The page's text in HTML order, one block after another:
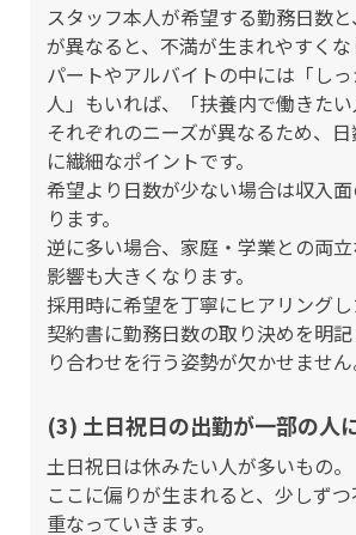
スタッフ本人が希望する勤務日数
が異なると、不満が生まれやすくな
パートやアルバイトの中には「し
人」もいれば、「扶養内で働きたい
それぞれのニーズが異なるため、
に繊細なポイントです。
希望より日数が少ない場合は収入
ります。
逆に多い場合、家庭・学業との両
影響も大きくなります。
採用時に希望を丁寧にヒアリング
契約書に勤務日数の取り決めを明
り合わせを行う姿勢が欠かせません
(3) 土日祝日の出勤が一部の人
土日祝日は休みたい人が多いもの。
ここに偏りが生まれると、少しず
重なっていきます。